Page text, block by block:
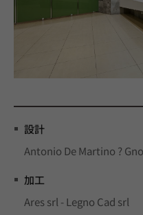
設計
Antonio De Martino ?
加工
Ares srl - Legno Cad srl